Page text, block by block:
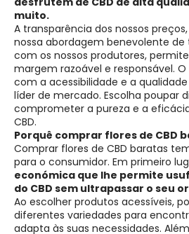
muito.
A transparência dos nossos
nossa abordagem benevolente
com os nossos produtores,
margem razoável e responsável.
com a acessibilidade e a
líder de mercado. Escolha poupar
comprometer a pureza e a
CBD.
Porquê comprar flores de CBD
Comprar flores de CBD baratas
para o consumidor. Em primeiro
económica que lhe permite
do CBD sem ultrapassar o seu
Ao escolher produtos acessíveis,
diferentes variedades para
adapta às suas necessidades.